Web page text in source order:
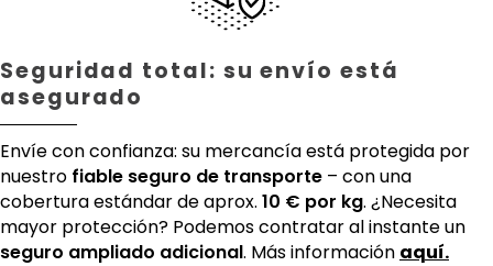
Seguridad total: su envío está
asegurado
Envíe con confianza: su mercancía está protegida por
nuestro fiable seguro de transporte – con una
cobertura estándar de aprox. 10 € por kg. ¿Necesita
mayor protección? Podemos contratar al instante un
seguro ampliado adicional. Más información aquí.